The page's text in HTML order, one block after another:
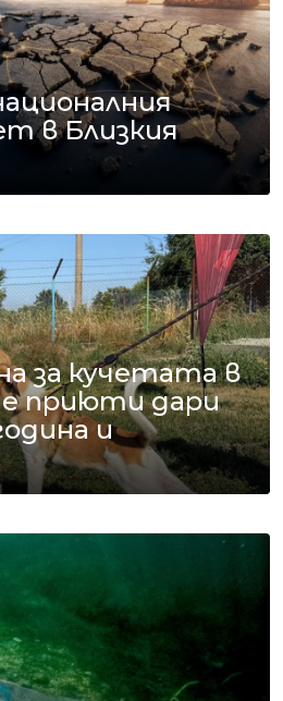
в Близкия
за кучетата в
приюти дари
и